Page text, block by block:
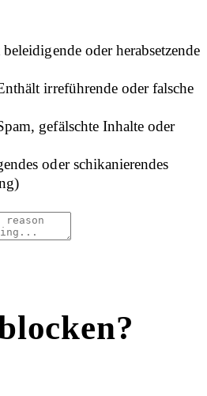
oder herabsetzende
irreführende oder falsche
gefälschte Inhalte oder
oder schikanierendes